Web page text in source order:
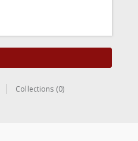
Collections (0)